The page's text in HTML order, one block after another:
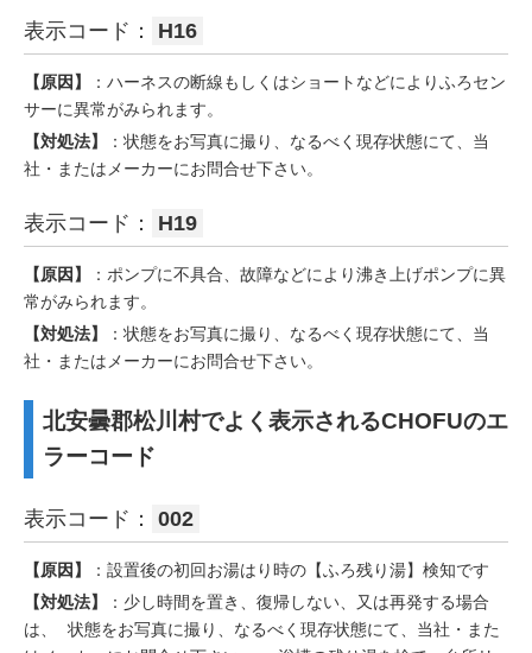
表示コード： H16
【原因】
：ハーネスの断線もしくはショートなどによりふろセン
サーに異常がみられます。
【対処法】
：状態をお写真に撮り、なるべく現存状態にて、当
社・またはメーカーにお問合せ下さい。
表示コード： H19
【原因】
：ポンプに不具合、故障などにより沸き上げポンプに異
常がみられます。
【対処法】
：状態をお写真に撮り、なるべく現存状態にて、当
社・またはメーカーにお問合せ下さい。
北安曇郡松川村でよく表示されるCHOFUのエ
ラーコード
表示コード： 002
【原因】
：設置後の初回お湯はり時の【ふろ残り湯】検知です
【対処法】
：少し時間を置き、復帰しない、又は再発する場合
は、 状態をお写真に撮り、なるべく現存状態にて、当社・また